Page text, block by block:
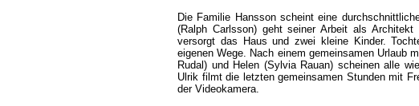
Die Familie Hansson scheint eine
(Ralph Carlsson) geht seiner Arbeit als
versorgt das Haus und zwei kleine Kinder.
eigenen Wege. Nach einem gemeinsamen Urlaub
Rudal) und Helen (Sylvia Rauan) scheinen alle
Ulrik filmt die letzten gemeinsamen Stunden mit
der Videokamera.